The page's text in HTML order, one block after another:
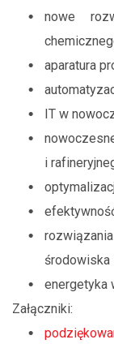
nowe
aparatura
IT w
i
środowiska
energetyka
Załączniki: